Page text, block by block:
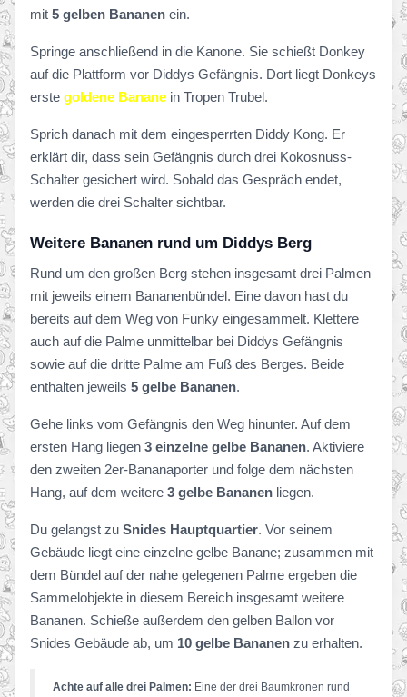
mit 5 gelben Bananen ein.
Springe anschließend in die Kanone. Sie schießt Donkey
auf die Plattform vor Diddys Gefängnis. Dort liegt Donkeys
erste goldene Banane in Tropen Trubel.
Sprich danach mit dem eingesperrten Diddy Kong. Er
erklärt dir, dass sein Gefängnis durch drei Kokosnuss-
Schalter gesichert wird. Sobald das Gespräch endet,
werden die drei Schalter sichtbar.
Weitere Bananen rund um Diddys Berg
Rund um den großen Berg stehen insgesamt drei Palmen
mit jeweils einem Bananenbündel. Eine davon hast du
bereits auf dem Weg von Funky eingesammelt. Klettere
auch auf die Palme unmittelbar bei Diddys Gefängnis
sowie auf die dritte Palme am Fuß des Berges. Beide
enthalten jeweils 5 gelbe Bananen.
Gehe links vom Gefängnis den Weg hinunter. Auf dem
ersten Hang liegen 3 einzelne gelbe Bananen. Aktiviere
den zweiten 2er-Bananaporter und folge dem nächsten
Hang, auf dem weitere 3 gelbe Bananen liegen.
Du gelangst zu Snides Hauptquartier. Vor seinem
Gebäude liegt eine einzelne gelbe Banane; zusammen mit
dem Bündel auf der nahe gelegenen Palme ergeben die
Sammelobjekte in diesem Bereich insgesamt weitere
Bananen. Schieße außerdem den gelben Ballon vor
Snides Gebäude ab, um 10 gelbe Bananen zu erhalten.
Achte auf alle drei Palmen: Eine der drei Baumkronen rund